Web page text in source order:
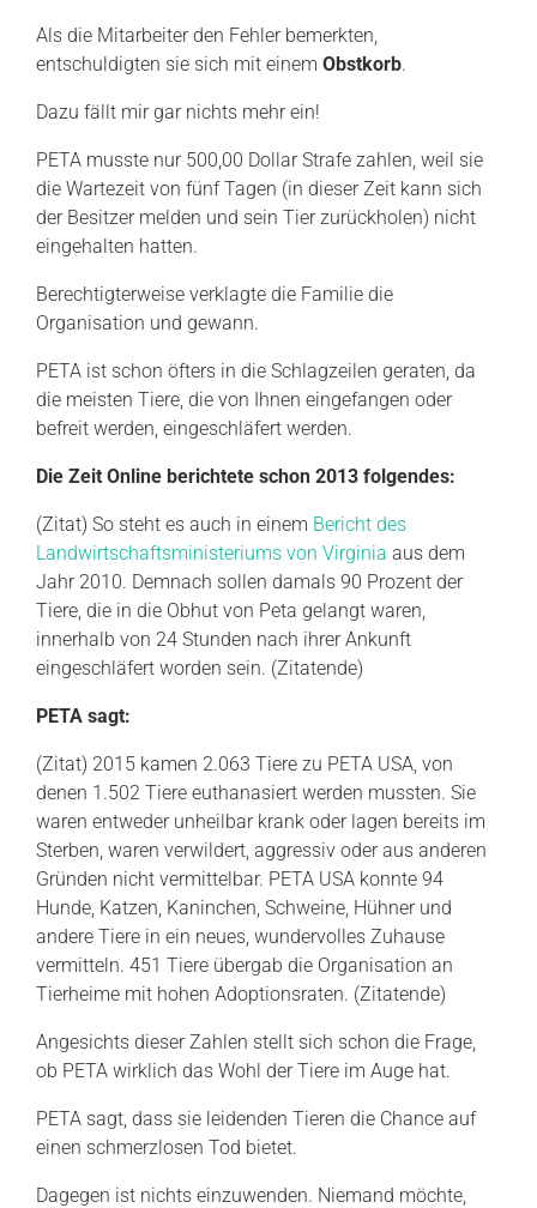
Als die Mitarbeiter den Fehler bemerkten,
entschuldigten sie sich mit einem Obstkorb.
Dazu fällt mir gar nichts mehr ein!
PETA musste nur 500,00 Dollar Strafe zahlen, weil sie
die Wartezeit von fünf Tagen (in dieser Zeit kann sich
der Besitzer melden und sein Tier zurückholen) nicht
eingehalten hatten.
Berechtigterweise verklagte die Familie die
Organisation und gewann.
PETA ist schon öfters in die Schlagzeilen geraten, da
die meisten Tiere, die von Ihnen eingefangen oder
befreit werden, eingeschläfert werden.
Die Zeit Online berichtete schon 2013 folgendes:
(Zitat) So steht es auch in einem Bericht des
Landwirtschaftsministeriums von Virginia aus dem
Jahr 2010. Demnach sollen damals 90 Prozent der
Tiere, die in die Obhut von Peta gelangt waren,
innerhalb von 24 Stunden nach ihrer Ankunft
eingeschläfert worden sein. (Zitatende)
PETA sagt:
(Zitat) 2015 kamen 2.063 Tiere zu PETA USA, von
denen 1.502 Tiere euthanasiert werden mussten. Sie
waren entweder unheilbar krank oder lagen bereits im
Sterben, waren verwildert, aggressiv oder aus anderen
Gründen nicht vermittelbar. PETA USA konnte 94
Hunde, Katzen, Kaninchen, Schweine, Hühner und
andere Tiere in ein neues, wundervolles Zuhause
vermitteln. 451 Tiere übergab die Organisation an
Tierheime mit hohen Adoptionsraten. (Zitatende)
Angesichts dieser Zahlen stellt sich schon die Frage,
ob PETA wirklich das Wohl der Tiere im Auge hat.
PETA sagt, dass sie leidenden Tieren die Chance auf
einen schmerzlosen Tod bietet.
Dagegen ist nichts einzuwenden. Niemand möchte,